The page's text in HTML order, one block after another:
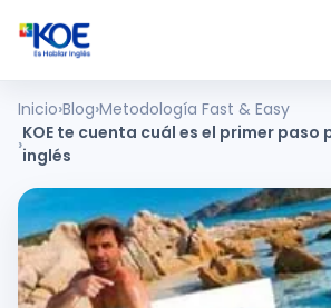
Ingles
Paises
Nosotros
Inicio Blog Metodología Fast & Easy
KOE te cuenta cuál es el primer paso
inglés